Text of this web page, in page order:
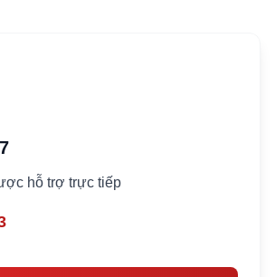
hỗ trợ trực tiếp